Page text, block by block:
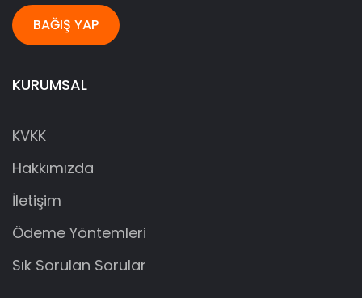
BAĞIŞ YAP
KURUMSAL
KVKK
Hakkımızda
İletişim
Ödeme Yöntemleri
Sık Sorulan Sorular